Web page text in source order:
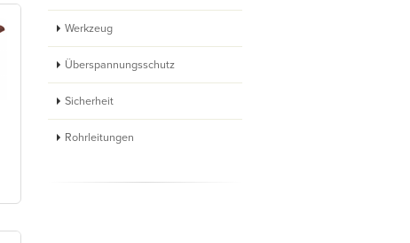
Werkzeug
Überspannungsschutz
Sicherheit
Rohrleitungen